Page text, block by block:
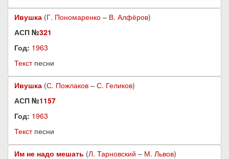
Ивушка (Г. Пономаренко – В. Алфёров)
АСП №321
Год: 1963
Текстпесни
Ивушка (С. Пожлаков – С. Геликов)
АСП №1157
Год: 1963
Текстпесни
Им не надо мешать (Л. Тарновский – М. Львов)